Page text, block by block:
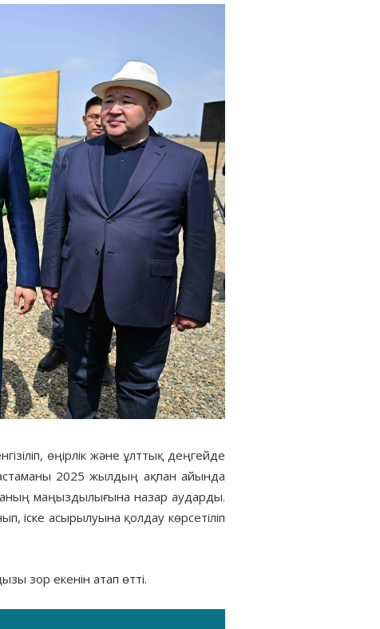
өңірлік және ұлттық деңгейде
2025 жылдың ақпан айында
маңыздылығына назар аударды.
іске асырылуына қолдау көрсетіліп
зор екенін атап өтті.